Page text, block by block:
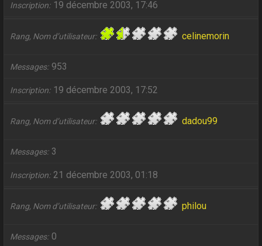
Inscription 19 décembre 2003, 17:46
Rang, Nom d’utilisateur celinemorin
Messages 953
Inscription 19 décembre 2003, 17:52
Rang, Nom d’utilisateur dadou99
Messages 3
Inscription 21 décembre 2003, 01:18
Rang, Nom d’utilisateur philou
Messages 0